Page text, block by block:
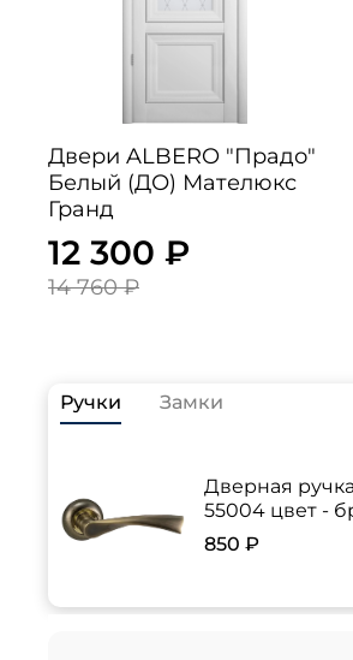
Двери ALBERO "Прадо"
Белый (ДО) Мателюкс
Гранд
12 300 ₽
14 760 ₽
Ручки Замки
Дверная
55004 цвет -
850 ₽